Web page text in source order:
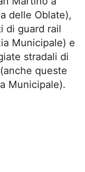
delle Oblate),
di guard rail
Municipale) e
stradali di
queste
Municipale).